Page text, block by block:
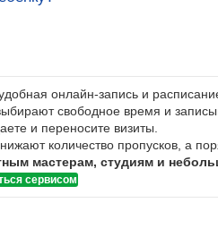
онлайн-запись и
свободное время и
и переносите визиты.
количество пропусков, а
мастерам, студиям и
сервисом